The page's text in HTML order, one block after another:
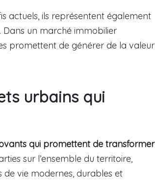
actuels, ils représentent également
Dans un marché immobilier
promettent de générer de la valeur
urbains qui
qui promettent de transformer
sur l’ensemble du territoire,
vie modernes, durables et